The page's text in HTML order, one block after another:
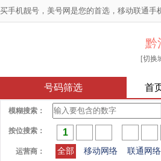
买手机靓号，美号网是您的首选，移动联通手
黔
[切换
号码筛选 首
模糊搜索：
按位搜索：
运营商： 全部 移动网络 联通网络